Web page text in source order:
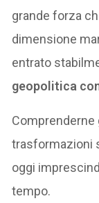
grande forza
dimensione
entrato
geopolitica
Comprenderne
trasformazioni
oggi
tempo.